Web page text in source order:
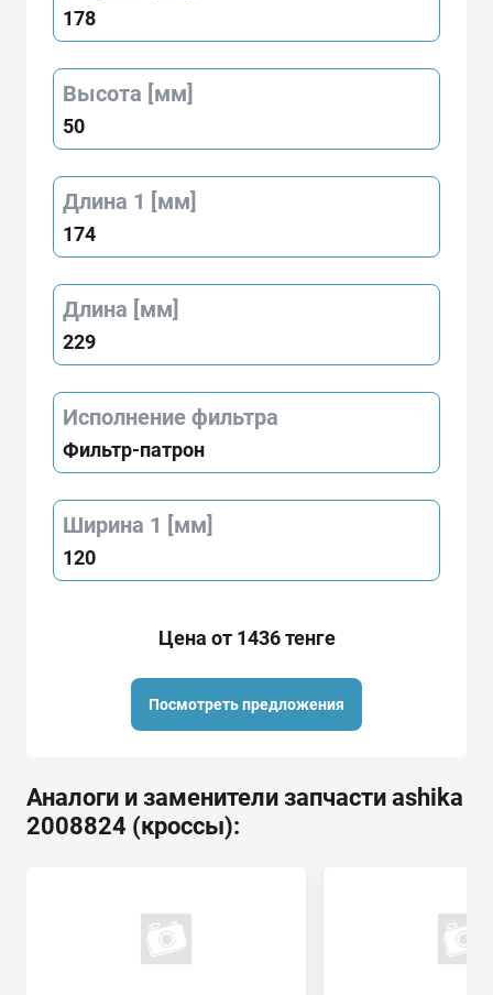
178
Высота [мм]
50
Длина 1 [мм]
174
Длина [мм]
229
Исполнение фильтра
Фильтр-патрон
Ширина 1 [мм]
120
Цена от 1436 тенге
Посмотреть предложения
Аналоги и заменители запчасти ashika
2008824 (кроссы):